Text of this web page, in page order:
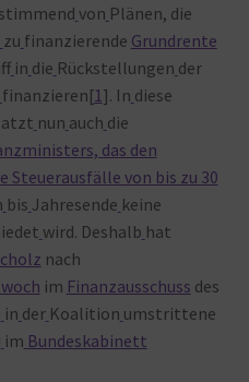
von Plänen, die
zu finanzierende Grundrente
in die Rückstellungen der
finanzieren[1 ]. In diese
nun auch die
das den
Steuerausfälle von bis zu 30
bis Jahresende keine
wird. Deshalb hat
nach
im Finanzausschuss des
in der Koalition umstrittene
im Bundeskabinett